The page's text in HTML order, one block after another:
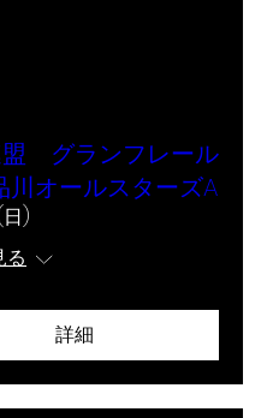
グランフレール
川オールスターズA
)
る
詳細